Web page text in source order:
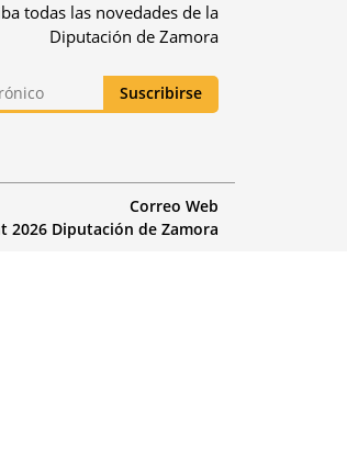
todas las novedades de la
Diputación de Zamora
Correo Web
2026 Diputación de Zamora